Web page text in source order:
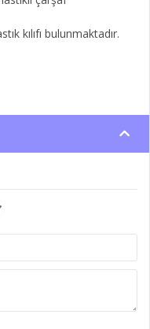
kılıfı bulunmaktadır.